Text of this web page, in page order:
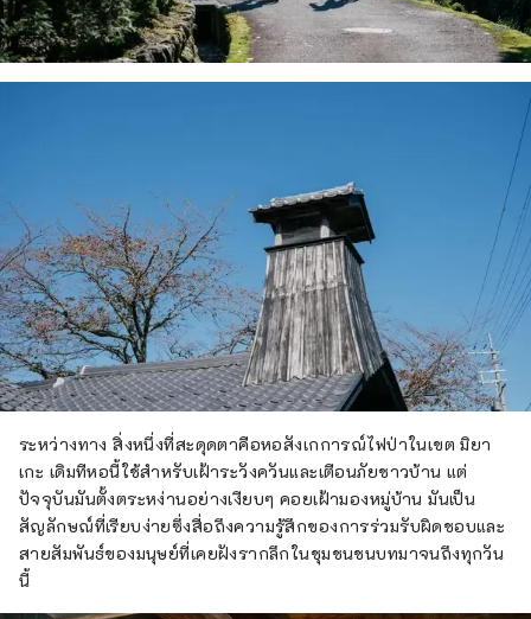
ระหว่างทาง สิ่งหนึ่งที่สะดุดตาคือหอสังเกการณ์ไฟป่าในเขต มิยา
เกะ เดิมทีหอนี้ใช้สำหรับเฝ้าระวังควันและเตือนภัยชาวบ้าน แต่
ปัจจุบันมันตั้งตระหง่านอย่างเงียบๆ คอยเฝ้ามองหมู่บ้าน มันเป็น
สัญลักษณ์ที่เรียบง่ายซึ่งสื่อถึงความรู้สึกของการร่วมรับผิดชอบและ
สายสัมพันธ์ของมนุษย์ที่เคยฝังรากลึกในชุมชนชนบทมาจนถึงทุกวัน
นี้